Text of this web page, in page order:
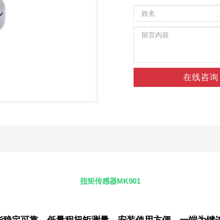
在线咨询
扭矩传感器MK901